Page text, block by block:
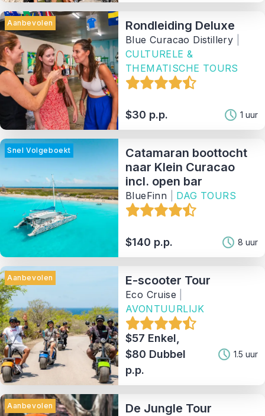
Aanbevolen Rondleiding Deluxe
Blue Curacao Distillery
CULTURELE &
THEMATISCHE TOURS
$30 p.p. 1 uur
Snel Volgeboekt
Catamaran boottocht
naar Klein Curacao
incl. open bar
BlueFinn DAG TOURS
$140 p.p. 8 uur
Aanbevolen E-scooter Tour
Eco Cruise
AVONTUURLIJK
$57 Enkel,
$80 Dubbel
p.p.
1.5 uur
Aanbevolen De Jungle Tour